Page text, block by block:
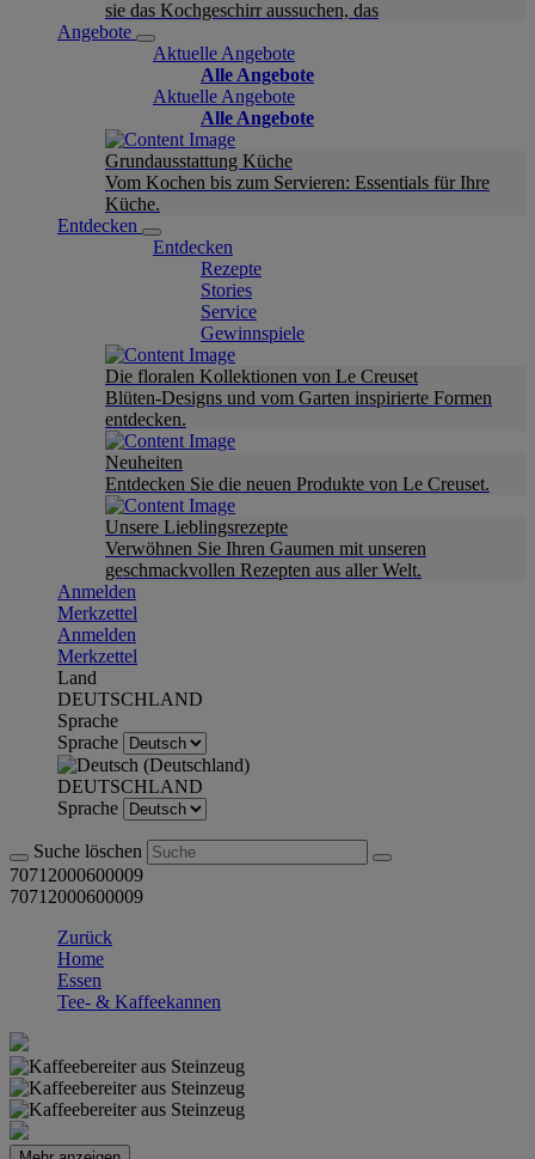
sie das Kochgeschirr aussuchen, das
Angebote
Aktuelle Angebote
Alle Angebote
Aktuelle Angebote
Alle Angebote
Grundausstattung Küche
Vom Kochen bis zum Servieren: Essentials für Ihre
Küche.
Entdecken
Entdecken
Rezepte
Stories
Service
Gewinnspiele
Die floralen Kollektionen von Le Creuset
Blüten-Designs und vom Garten inspirierte Formen
entdecken.
Neuheiten
Entdecken Sie die neuen Produkte von Le Creuset.
Unsere Lieblingsrezepte
Verwöhnen Sie Ihren Gaumen mit unseren
geschmackvollen Rezepten aus aller Welt.
Anmelden
Merkzettel
Anmelden
Merkzettel
Land
DEUTSCHLAND
Sprache
Sprache
DEUTSCHLAND
Sprache
Suche löschen
70712000600009
70712000600009
Zurück
Home
Essen
Tee- & Kaffeekannen